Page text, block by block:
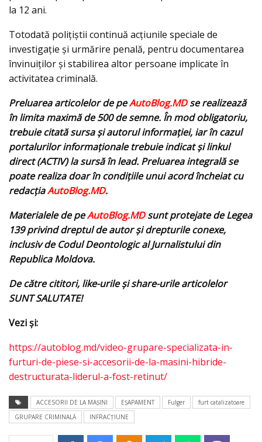
la 12 ani.
Totodată polițiștii continuă acțiunile speciale de
investigație și urmărire penală, pentru documentarea
învinuiților și stabilirea altor persoane implicate în
activitatea criminală.
Preluarea articolelor de peAutoBlog.MDse realizează
în limita maximă de 500 de semne. În mod obligatoriu,
trebuie citată sursa și autorul informației, iar în cazul
portalurilor informaționale trebuie indicat și linkul
direct (ACTIV) la sursă în lead. Preluarea integrală se
poate realiza doar în condițiile unui acord încheiat cu
redacţiaAutoBlog.MD.
Materialele de peAutoBlog.MDsunt protejate de Legea
139 privind dreptul de autor și drepturile conexe,
inclusiv de Codul Deontologic al Jurnalistului din
Republica Moldova.
De către cititori, like-urile şi share-urile articolelor
SUNT SALUTATE!
Vezi şi:
https://autoblog.md/video-grupare-specializata-in-
furturi-de-piese-si-accesorii-de-la-masini-hibride-
destructurata-liderul-a-fost-retinut/
ACCESORII DE LA MAŞINI EŞAPAMENT Fulger
furt catalizatoare
GRUPARE CRIMINALĂ
INFRACŢIUNE